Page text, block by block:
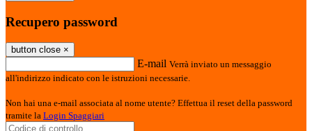
Recupero password
button close ×
E-mail Verrà inviato un messaggio
all'indirizzo indicato con le istruzioni necessarie.
Non hai una e-mail associata al nome utente? Effettua il reset della password
tramite la Login Spaggiari